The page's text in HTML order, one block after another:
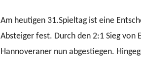
Am heutigen 31.Spieltag ist eine
Absteiger fest. Durch den 2:1 Sieg
Hannoveraner nun abgestiegen.